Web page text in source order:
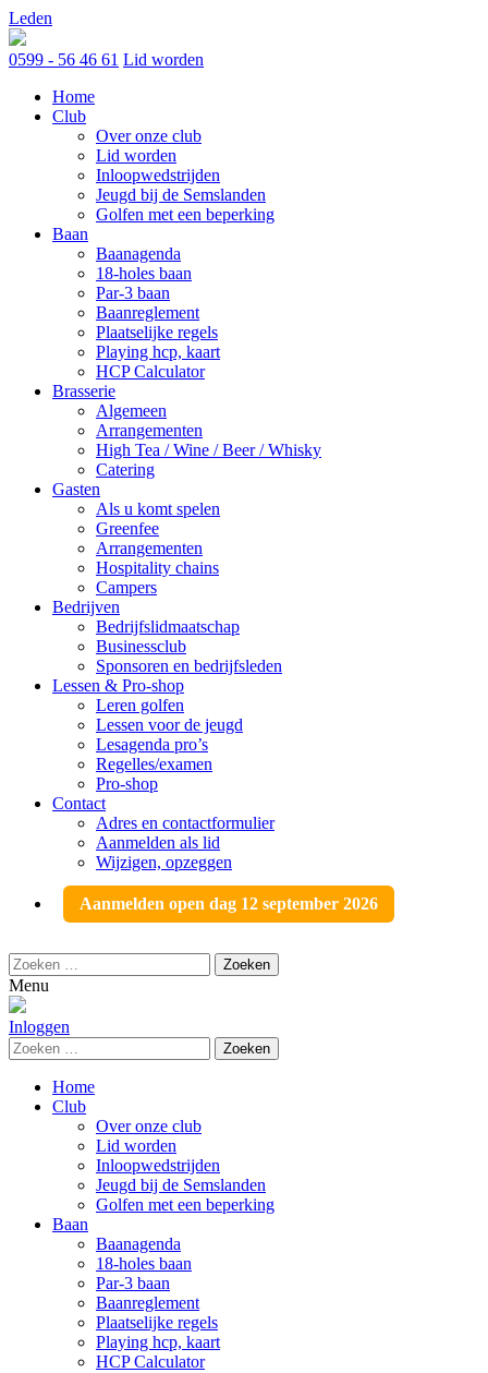
Skip
to
content
Leden
0599 - 56 46 61 Lid worden
Home
Club
Over onze club
Lid worden
Inloopwedstrijden
Jeugd bij de Semslanden
Golfen met een beperking
Baan
Baanagenda
18-holes baan
Par-3 baan
Baanreglement
Plaatselijke regels
Playing hcp, kaart
HCP Calculator
Brasserie
Algemeen
Arrangementen
High Tea / Wine / Beer / Whisky
Catering
Gasten
Als u komt spelen
Greenfee
Arrangementen
Hospitality chains
Campers
Bedrijven
Bedrijfslidmaatschap
Businessclub
Sponsoren en bedrijfsleden
Lessen & Pro-shop
Leren golfen
Lessen voor de jeugd
Lesagenda pro’s
Regelles/examen
Pro-shop
Contact
Adres en contactformulier
Aanmelden als lid
Wijzigen, opzeggen
Aanmelden open dag 12 september 2026
Zoeken
naar:
Menu
Inloggen
Zoeken
naar:
Home
Club
Over onze club
Lid worden
Inloopwedstrijden
Jeugd bij de Semslanden
Golfen met een beperking
Baan
Baanagenda
18-holes baan
Par-3 baan
Baanreglement
Plaatselijke regels
Playing hcp, kaart
HCP Calculator